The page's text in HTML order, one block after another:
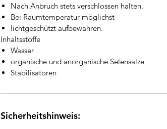
Nach Anbruch stets verschlossen halten.
Bei Raumtemperatur möglichst
lichtgeschützt aufbewahren.
Inhaltsstoffe
Wasser
organische und anorganische Selensalze
Stabilisatoren
Sicherheitshinweis: